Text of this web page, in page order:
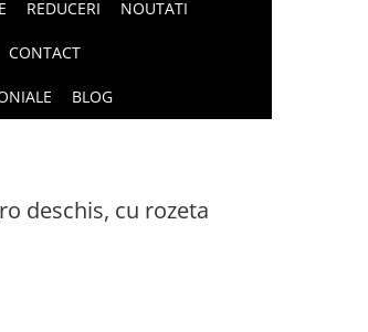
REDUCERI NOUTATI
CONTACT
BLOG
deschis, cu rozeta